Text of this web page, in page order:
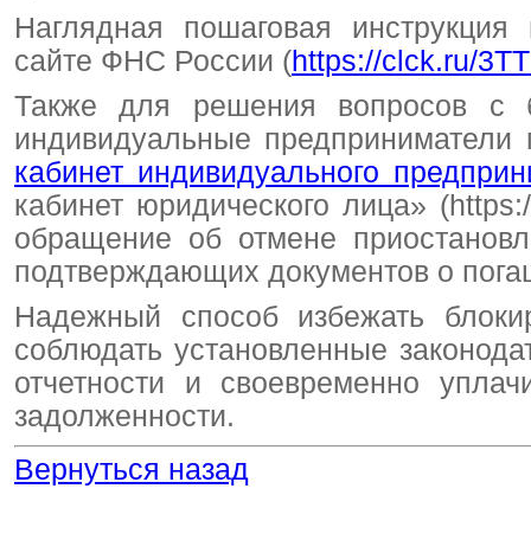
Наглядная пошаговая
сайте ФНС России (https://clck.ru/
Также для решения вопросов с
индивидуальные предприниматели
кабинет индивидуального
кабинет юридического лица»
обращение об отмене
подтверждающих документов о
Надежный способ избежать
соблюдать установленные
отчетности и своевременно
задолженности.
Вернуться назад